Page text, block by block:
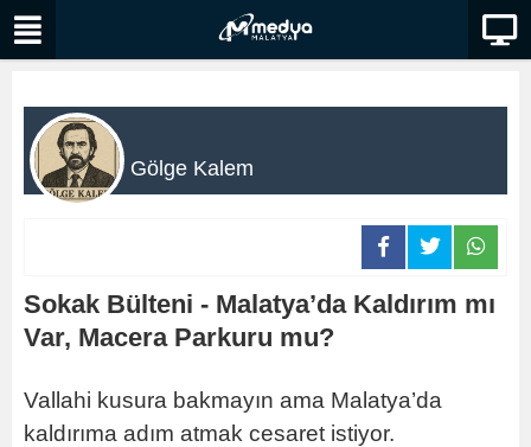
Gölge Kalem
Sokak Bülteni - Malatya’da Kaldırım mı
Var, Macera Parkuru mu?
Vallahi kusura bakmayın ama Malatya’da
kaldırıma adım atmak cesaret istiyor.